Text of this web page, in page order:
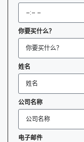
你要买什么？
姓名
公司名称
电子邮件